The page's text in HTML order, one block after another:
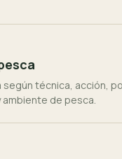
técnica, acción,
de pesca.